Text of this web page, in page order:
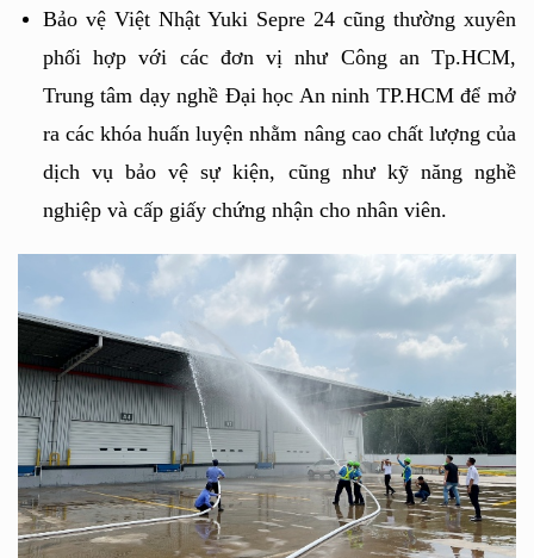
Bảo vệ Việt Nhật Yuki Sepre 24 cũng thường xuyên
phối hợp với các đơn vị như Công an Tp.HCM,
Trung tâm dạy nghề Đại học An ninh TP.HCM để mở
ra các khóa huấn luyện nhằm nâng cao chất lượng của
dịch vụ bảo vệ sự kiện, cũng như kỹ năng nghề
nghiệp và cấp giấy chứng nhận cho nhân viên.